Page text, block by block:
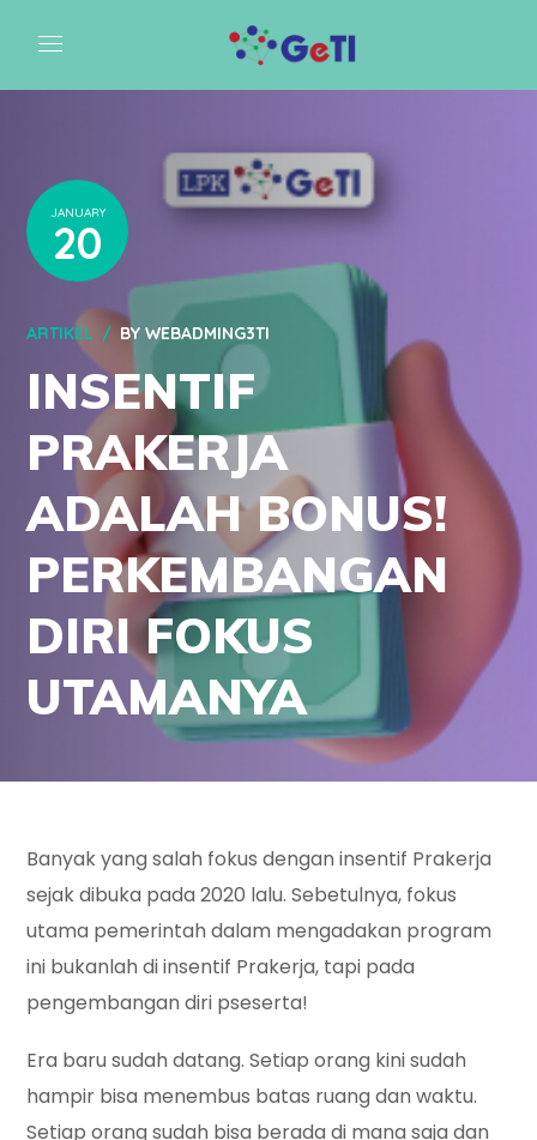
JANUARY
20
ARTIKEL BYWEBADMING3TI
INSENTIF
PRAKERJA
ADALAH BONUS!
PERKEMBANGAN
DIRI FOKUS
UTAMANYA
Banyak yang salah fokus dengan insentif Prakerja
sejak dibuka pada 2020 lalu. Sebetulnya, fokus
utama pemerintah dalam mengadakan program
ini bukanlah di insentif Prakerja, tapi pada
pengembangan diri pseserta!
Era baru sudah datang. Setiap orang kini sudah
hampir bisa menembus batas ruang dan waktu.
Setiap orang sudah bisa berada di mana saja dan